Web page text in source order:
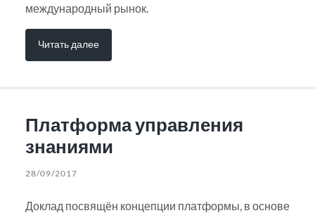
международный рынок.
Читать далее
Платформа управления
знаниями
28/09/2017
Доклад посвящён концепции платформы, в основе